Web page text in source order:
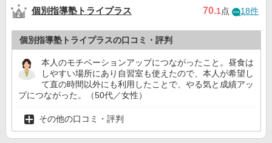
個別指導塾トライプラス 70.1点 18件
個別指導塾トライプラスの口コミ・評判
本人のモチベーションアップにつながったこと。昼食は
しやすい場所にあり自習室も使えたので、本人が希望し
て直の時間以外にも利用したことで、やる気と成績アッ
プにつながった。（50代／女性）
その他の口コミ・評判